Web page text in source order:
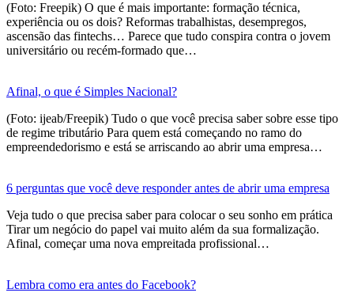
(Foto: Freepik) O que é mais importante: formação técnica,
experiência ou os dois? Reformas trabalhistas, desempregos,
ascensão das fintechs… Parece que tudo conspira contra o jovem
universitário ou recém-formado que…
Afinal, o que é Simples Nacional?
(Foto: ijeab/Freepik) Tudo o que você precisa saber sobre esse tipo
de regime tributário Para quem está começando no ramo do
empreendedorismo e está se arriscando ao abrir uma empresa…
6 perguntas que você deve responder antes de abrir uma empresa
Veja tudo o que precisa saber para colocar o seu sonho em prática
Tirar um negócio do papel vai muito além da sua formalização.
Afinal, começar uma nova empreitada profissional…
Lembra como era antes do Facebook?